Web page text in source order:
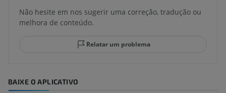
Não hesite em nos sugerir uma correção, tradução ou
melhora de conteúdo.
Relatar um problema
BAIXE O APLICATIVO